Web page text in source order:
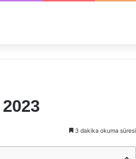
3 dakika okuma süresi